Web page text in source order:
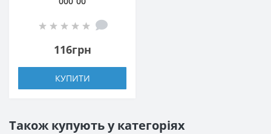
116грн
КУПИТИ
Також купують у категоріях